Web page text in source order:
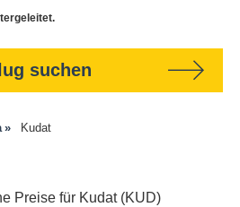
suchen
Kudat
Preise für Kudat (KUD)